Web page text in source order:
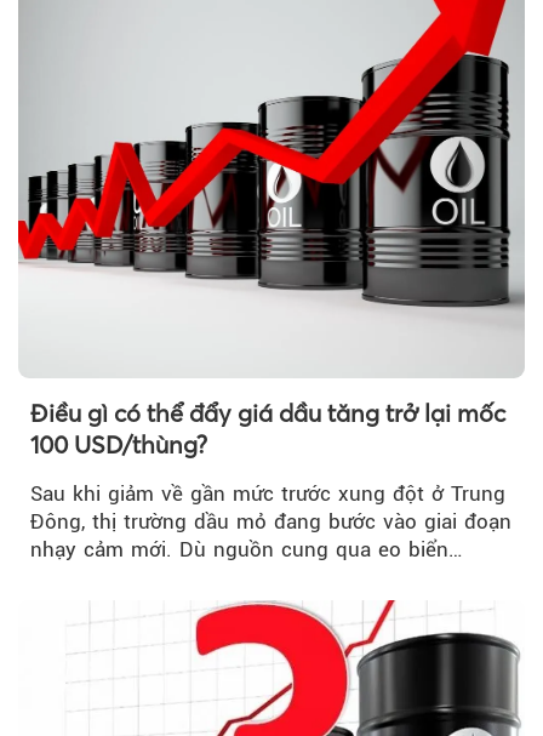
Điều gì có thể đẩy giá dầu tăng trở lại mốc
100 USD/thùng?
Sau khi giảm về gần mức trước xung đột ở Trung
Đông, thị trường dầu mỏ đang bước vào giai đoạn
nhạy cảm mới. Dù nguồn cung qua eo biển